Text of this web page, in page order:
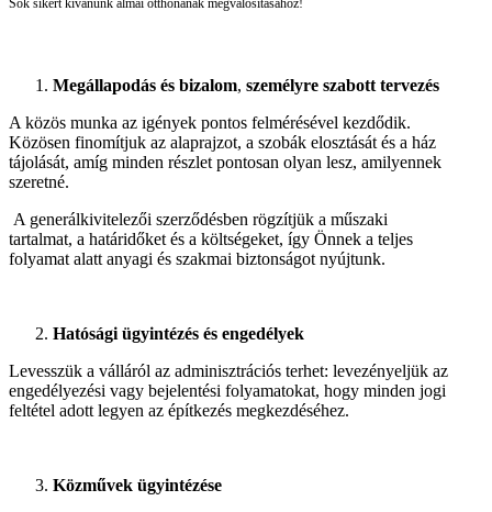
Sok sikert kívánunk álmai otthonának megvalósításához!
Megállapodás és bizalom, személyre szabott tervezés
A közös munka az igények pontos felmérésével kezdődik.
Közösen finomítjuk az alaprajzot, a szobák elosztását és a ház
tájolását, amíg minden részlet pontosan olyan lesz, amilyennek
szeretné.
A generálkivitelezői szerződésben rögzítjük a műszaki
tartalmat, a határidőket és a költségeket, így Önnek a teljes
folyamat alatt anyagi és szakmai biztonságot nyújtunk.
Hatósági ügyintézés és engedélyek
Levesszük a válláról az adminisztrációs terhet: levezényeljük az
engedélyezési vagy bejelentési folyamatokat, hogy minden jogi
feltétel adott legyen az építkezés megkezdéséhez.
Közművek ügyintézése